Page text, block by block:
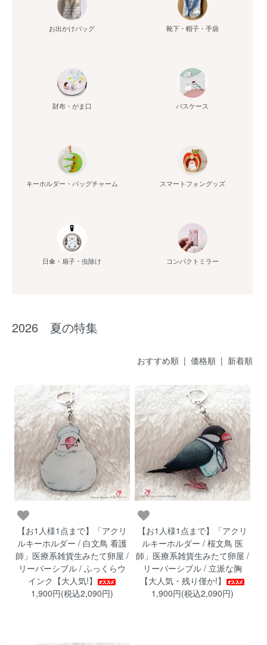
お出かけバッグ 靴下・帽子・手袋
財布・がま口 パスケース
キーホルダー・バッグチャーム スマートフォングッズ
日傘・扇子・虫除け コンパクトミラー
2026 夏の特集
おすすめ順 | 価格順| 新着順
【お1人様1点まで】「アクリ
ルキーホルダー / 白文鳥 看護
師」医療系雑貨生みたて卵屋 /
リーバーシブル / ふっくらウ
インク【大人気!】
1,900円(税込2,090円)
【お1人様1点まで】「アクリ
ルキーホルダー / 桜文鳥 医
師」医療系雑貨生みたて卵屋 /
リーバーシブル / 立派な胸
【大人気・残り僅か!】
1,900円(税込2,090円)